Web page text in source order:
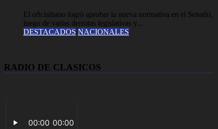
El oficialismo logró aprobar la nueva normativa en el Senado,
luego de varias derrotas legislativas y...
DESTACADOS NACIONALES
RADIO DE CLASICOS